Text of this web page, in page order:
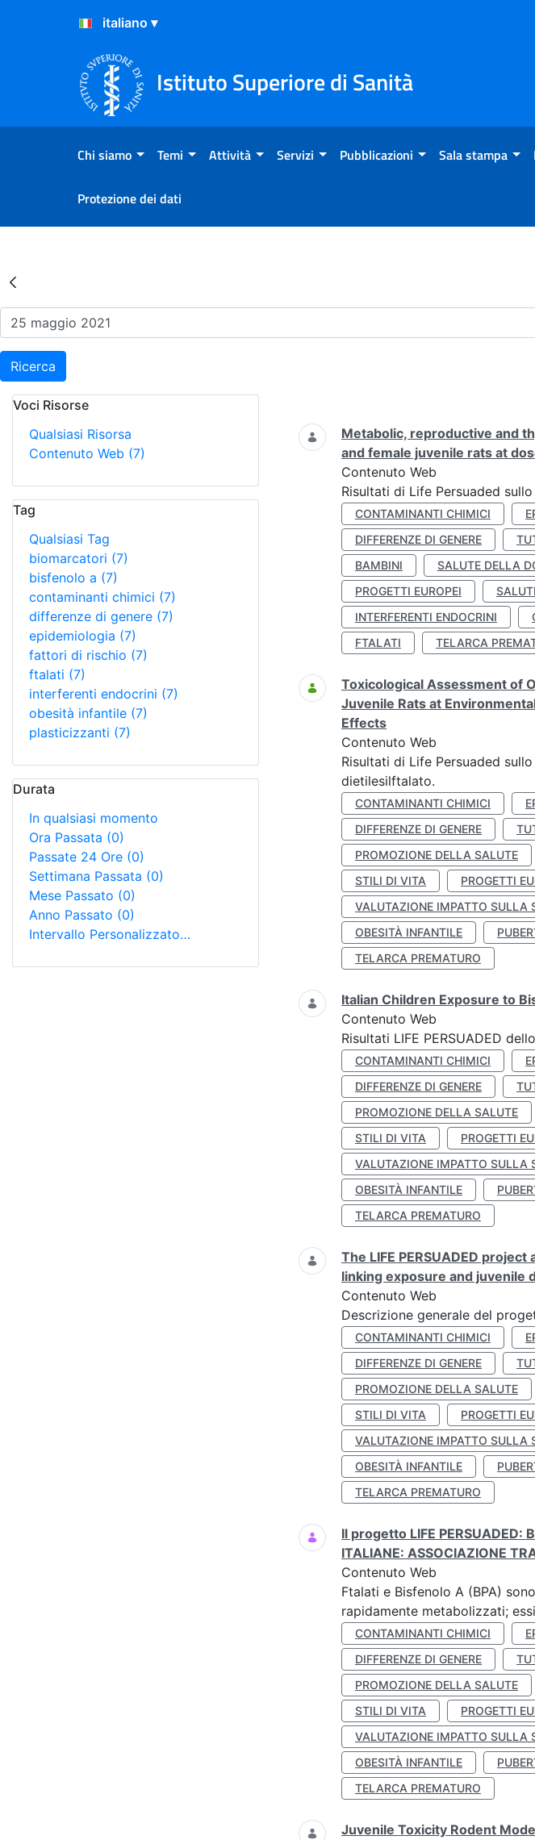
Salta al Contenuto
Salta al Footer
Istituto Superiore di Sanità
Chi siamo Temi Attività Servizi Pubblicazioni Sala stampa
Protezione dei dati
Risultati della Ricerca - Eventi
Ricerca
Voci Risorse
Qualsiasi Risorsa
Contenuto Web (7)
Tag
Qualsiasi Tag
biomarcatori (7)
bisfenolo a (7)
contaminanti chimici (7)
differenze di genere (7)
epidemiologia (7)
fattori di rischio (7)
ftalati (7)
interferenti endocrini (7)
obesità infantile (7)
plasticizzanti (7)
Durata
In qualsiasi momento
Ora Passata (0)
Passate 24 Ore (0)
Settimana Passata (0)
Mese Passato (0)
Anno Passato (0)
Intervallo Personalizzato…
Ricerca
Metabolic, reproductive and
and female juvenile rats at
Contenuto Web
Risultati di Life Persuaded
CONTAMINANTI CHIMICI
DIFFERENZE DI GENERE
BAMBINI
SALUTE DELLA
PROGETTI EUROPEI
INTERFERENTI ENDOCRINI
FTALATI
TELARCA
Toxicological Assessment of
Juvenile Rats at
Effects
Contenuto Web
Risultati di Life Persuaded
dietilesilftalato.
CONTAMINANTI CHIMICI
DIFFERENZE DI GENERE
PROMOZIONE DELLA SALUTE
STILI DI VITA
PROGETTI
VALUTAZIONE IMPATTO SULLA
OBESITÀ INFANTILE
TELARCA PREMATURO
Italian Children Exposure to
Contenuto Web
Risultati LIFE PERSUADED
CONTAMINANTI CHIMICI
DIFFERENZE DI GENERE
PROMOZIONE DELLA SALUTE
STILI DI VITA
PROGETTI
VALUTAZIONE IMPATTO SULLA
OBESITÀ INFANTILE
TELARCA PREMATURO
The LIFE PERSUADED
linking exposure and juvenile
Contenuto Web
Descrizione generale del
CONTAMINANTI CHIMICI
DIFFERENZE DI GENERE
PROMOZIONE DELLA SALUTE
STILI DI VITA
PROGETTI
VALUTAZIONE IMPATTO SULLA
OBESITÀ INFANTILE
TELARCA PREMATURO
Il progetto LIFE PERSUADED:
ITALIANE: ASSOCIAZIONE
Contenuto Web
Ftalati e Bisfenolo A (BPA)
rapidamente metabolizzati;
CONTAMINANTI CHIMICI
DIFFERENZE DI GENERE
PROMOZIONE DELLA SALUTE
STILI DI VITA
PROGETTI
VALUTAZIONE IMPATTO SULLA
OBESITÀ INFANTILE
TELARCA PREMATURO
Juvenile Toxicity Rodent